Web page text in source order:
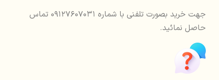
جهت خرید بصورت تلفنی با شماره 09127607031 تماس
حاصل نمائید.